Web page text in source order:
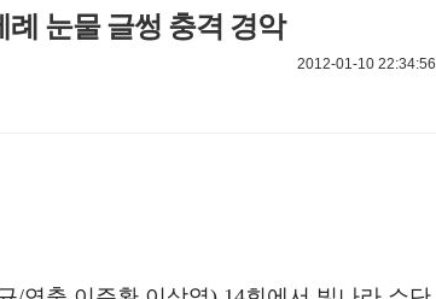
례 눈물 글썽 충격 경악
2012-01-10 22:34:56